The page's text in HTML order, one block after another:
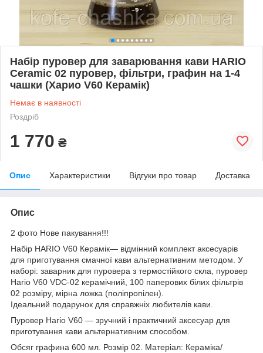
Набір пуровер для заварювання кави HARIO
Ceramic 02 пуровер, фільтри, графин на 1-4
чашки (Харио V60 Керамік)
Немає в наявності
Роздріб
1 770 ₴
Опис Характеристики Відгуки про товар Доставка
Опис
2 фото Нове пакування!!!
Набір HARIO V60 Керамік— відмінний комплект аксесуарів
для приготування смачної кави альтернативним методом. У
наборі: заварник для пуровера з термостійкого скла, пуровер
Hario V60 VDС-02 керамічний, 100 паперових білих фільтрів
02 розміру, мірна ложка (поліпропілен).
Ідеальний подарунок для справжніх любителів кави.
Пуровер Hario V60 — зручний і практичний аксесуар для
приготування кави альтернативним способом.
Обсяг графина 600 мл. Розмір 02. Матеріал: Кераміка/